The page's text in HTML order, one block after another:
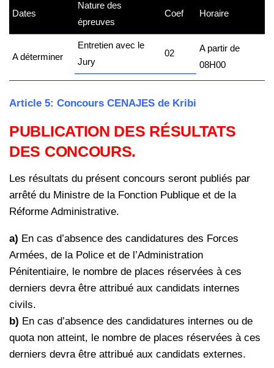
Dates
Nature des
épreuves
Coef Horaire
A déterminer
Entretien avec le
Jury
02
A partir de
08H00
Article 5: Concours CENAJES de Kribi
PUBLICATION DES RÉSULTATS
DES CONCOURS.
Les résultats du présent concours seront publiés par
arrêté du Ministre de la Fonction Publique et de la
Réforme Administrative.
a) En cas d’absence des candidatures des Forces
Armées, de la Police et de l’Administration
Pénitentiaire, le nombre de places réservées à ces
derniers devra être attribué aux candidats internes
civils.
b) En cas d’absence des candidatures internes ou de
quota non atteint, le nombre de places réservées à ces
derniers devra être attribué aux candidats externes.